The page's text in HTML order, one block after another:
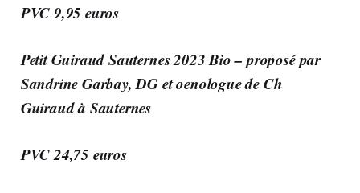
PVC 9,95 euros
Petit Guiraud Sauternes 2023 Bio – proposé par
Sandrine Garbay, DG et oenologue de Ch
Guiraudà Sauternes
PVC 24,75 euros